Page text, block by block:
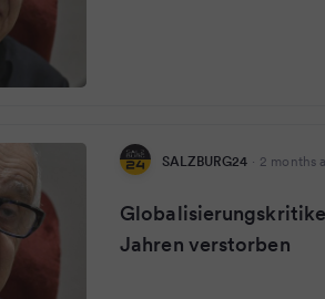
SALZBURG24 · 2 months
Jahren verstorben